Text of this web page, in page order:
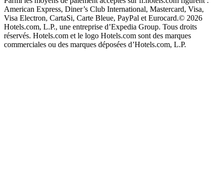
American Express, Diner’s Club International, Mastercard, Visa,
Visa Electron, CartaSi, Carte Bleue, PayPal et Eurocard.© 2026
Hotels.com, L.P., une entreprise d’Expedia Group. Tous droits
réservés. Hotels.com et le logo Hotels.com sont des marques
commerciales ou des marques déposées d’Hotels.com, L.P.